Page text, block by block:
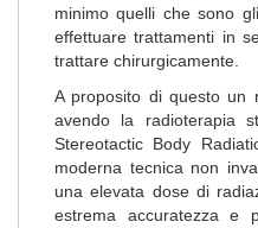
minimo quelli che sono
effettuare trattamenti in
trattare chirurgicamente.
A proposito di questo un
avendo la radioterapia
Stereotactic Body
moderna tecnica non
una elevata dose di
estrema accuratezza e